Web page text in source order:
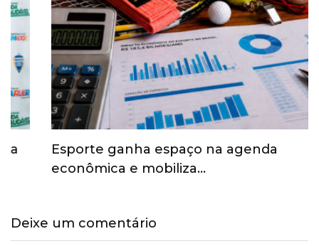
Esporte ganha espaço na agenda
econômica e mobiliza…
Deixe um comentário